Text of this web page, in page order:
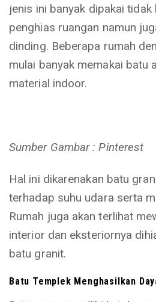
jenis ini banyak dipakai tidak
penghias ruangan namun
dinding. Beberapa rumah
mulai banyak memakai batu
material indoor.
Sumber Gambar : Pinterest
Hal ini dikarenakan batu
terhadap suhu udara serta
Rumah juga akan terlihat
interior dan eksteriornya
batu granit.
Batu Templek Menghasilkan